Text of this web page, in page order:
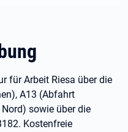
für Arbeit Riesa über die
A13 (Abfahrt
sowie über die
Kostenfreie